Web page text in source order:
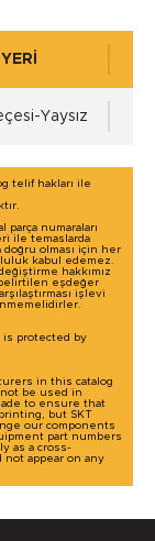
( DIN 4768 )
Yaysız
telif hakları ile
numaraları
ile temaslarda
doğru olması için her
kabul edemez.
hakkımız
belirtilen eşdeğer
işlevi
is protected by
in this catalog
be used in
to ensure that
but SKT
our components
part numbers
as a cross-
appear on any